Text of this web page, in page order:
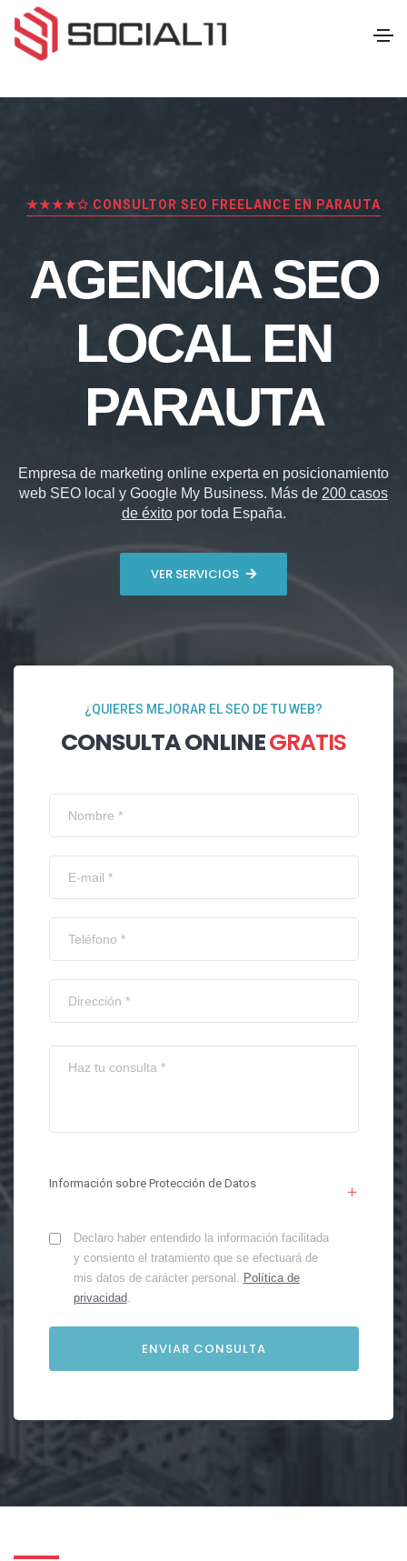
★★★★✩ CONSULTOR SEO FREELANCE EN PARAUTA
AGENCIA SEO
LOCAL EN
PARAUTA
Empresa de marketing online experta en posicionamiento
web SEO local y Google My Business. Más de 200 casos
de éxitopor toda España.
VER SERVICIOS
¿QUIERES MEJORAR EL SEO DE TU WEB?
CONSULTA ONLINEGRATIS
Información sobre Protección de Datos
Declaro haber entendido la información facilitada
y consiento el tratamiento que se efectuará de
mis datos de carácter personal. Política de
privacidad.